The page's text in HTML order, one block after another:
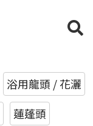
浴用龍頭 / 花灑
蓮蓬頭